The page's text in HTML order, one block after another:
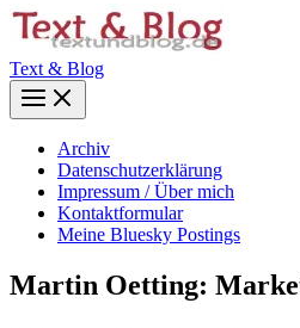
Text & Blog
Main
Menu
Archiv
Datenschutzerklärung
Impressum / Über mich
Kontaktformular
Meine Bluesky Postings
Martin Oetting: